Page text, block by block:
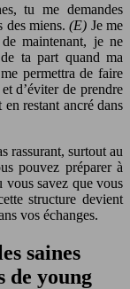
tu me demandes
des miens.(E) Je me
maintenant, je ne
ta part quand ma
permettra de faire
d’éviter de prendre
restant ancré dans
rassurant, surtout au
pouvez préparer à
vous savez que vous
structure devient
vos échanges.
saines
de young